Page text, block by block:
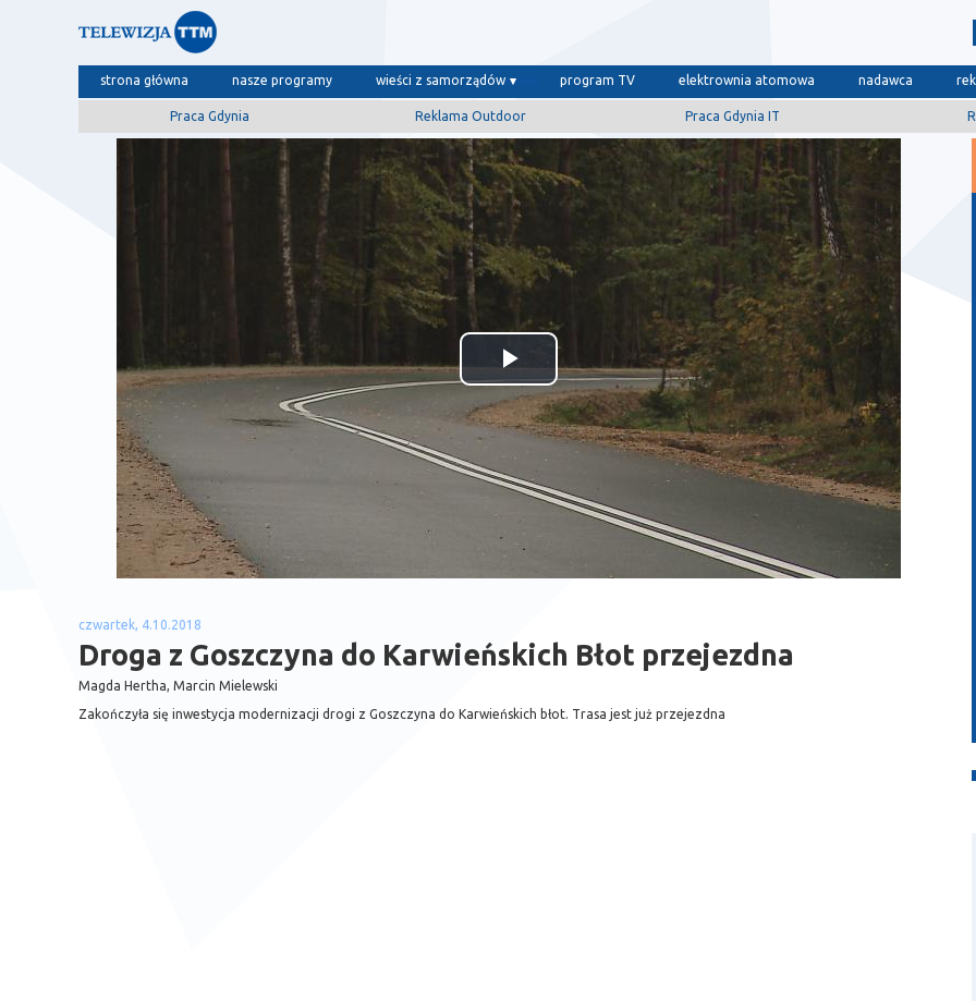
strona główna nasze programy wieści z samorządów program TV elektrownia atomowa nadawca
Praca Gdynia Reklama Outdoor Praca Gdynia IT
Odtwórz
wideo
czwartek, 4.10.2018
Droga z Goszczyna do Karwieńskich Błot przejezdna
Magda Hertha, Marcin Mielewski
Zakończyła się inwestycja modernizacji drogi z Goszczyna do Karwieńskich błot. Trasa jest już przejezdna